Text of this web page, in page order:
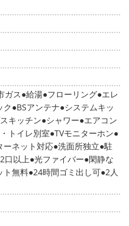
ガス 給湯 フローリング エレ
ク BSアンテナ システムキッ
キッチン シャワー エアコン
トイレ別室 TVモニターホン
ーネット対応 洗面所独立 駐
口以上 光ファイバー 閑静な
ト無料 24時間ゴミ出し可 2人